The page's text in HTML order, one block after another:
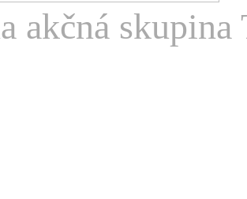
akčná skupina